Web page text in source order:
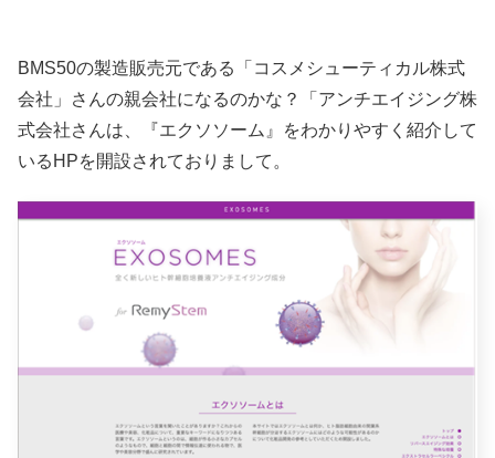
BMS50の製造販売元である「コスメシューティカル株式
会社」さんの親会社になるのかな？「アンチエイジング株
式会社さんは、『エクソソーム』をわかりやすく紹介して
いるHPを開設されておりまして。